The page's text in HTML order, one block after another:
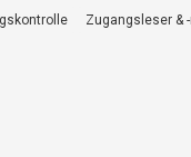
Zugangsleser &